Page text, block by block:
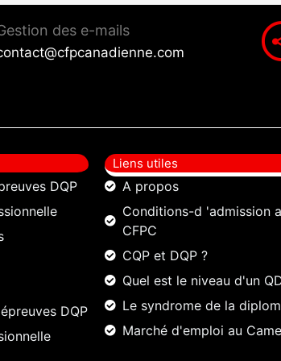
des e-mails
DQP
DQP
Liens utiles
A propos
Conditions-d 'admission
CFPC
CQP et DQP ?
Quel est le niveau d'un
Le syndrome de la
Marché d'emploi au